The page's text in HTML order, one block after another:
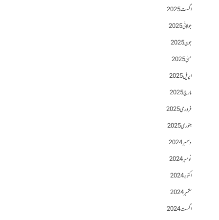
اگست 2025
جولائی 2025
جون 2025
مئی 2025
اپریل 2025
مارچ 2025
فروری 2025
جنوری 2025
دسمبر 2024
نومبر 2024
اکتوبر 2024
ستمبر 2024
اگست 2024